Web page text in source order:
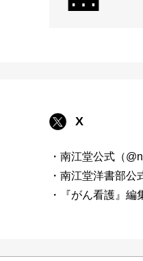
X
・南江堂公式（
・南江堂洋書部公
・『がん看護』編